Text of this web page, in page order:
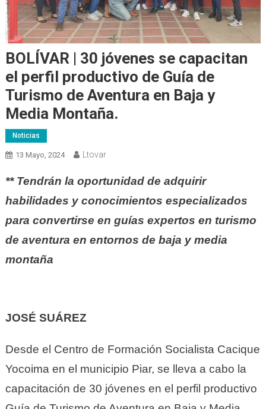
BOLÍVAR | 30 jóvenes se capacitan
el perfil productivo de Guía de
Turismo de Aventura en Baja y
Media Montaña.
Noticias
13 Mayo, 2024 Ltovar
** Tendrán la oportunidad de adquirir
habilidades y conocimientos especializados
para convertirse en guías expertos en turismo
de aventura en entornos de baja y media
montaña
JOSÉ SUÁREZ
Desde el Centro de Formación Socialista Cacique
Yocoima en el municipio Piar, se lleva a cabo la
capacitación de 30 jóvenes en el perfil productivo